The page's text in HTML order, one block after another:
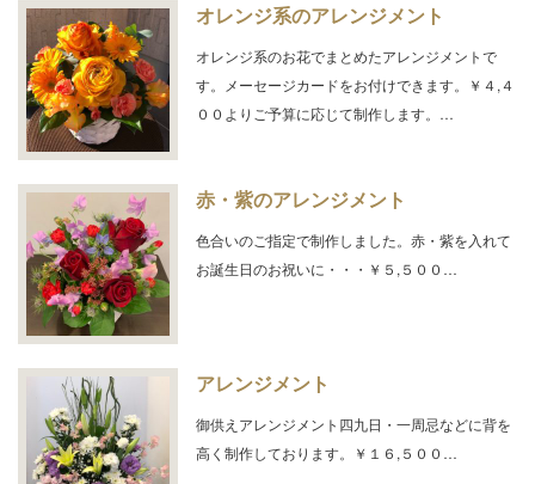
オレンジ系のアレンジメント
オレンジ系のお花でまとめたアレンジメントで
す。メーセージカードをお付けできます。￥４,４
００よりご予算に応じて制作します。…
赤・紫のアレンジメント
色合いのご指定で制作しました。赤・紫を入れて
お誕生日のお祝いに・・・￥５,５００…
アレンジメント
御供えアレンジメント四九日・一周忌などに背を
高く制作しております。￥１６,５００…